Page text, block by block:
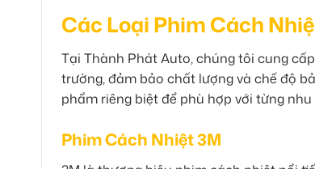
Các Loại Phim Cách
Tại Thành Phát Auto, chúng tôi cung
trường, đảm bảo chất lượng và chế độ
phẩm riêng biệt để phù hợp với từng
Phim Cách Nhiệt 3M